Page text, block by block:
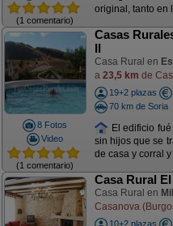
(1 comentario)
original, tanto en
8 Fotos
Video
(1 comentario)
Casas
II
Casa Rural en
a 23,5 km de
19+2 plazas
70 km de Soria
El edificio
sin hijos que se
de casa y corral
Casa Rural
Casa Rural en
Casanova
10+2 plazas